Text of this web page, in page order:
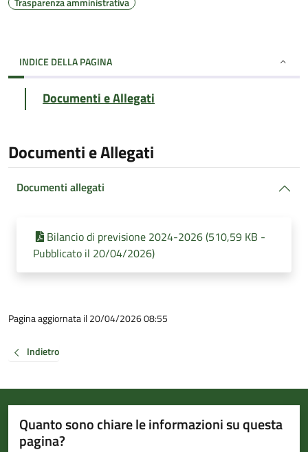
INDICE DELLA PAGINA
Documenti e Allegati
Documenti e Allegati
Documenti allegati
Bilancio di previsione 2024-2026 (510,59 KB -
Pubblicato il 20/04/2026)
Pagina aggiornata il 20/04/2026 08:55
Indietro
Quanto sono chiare le informazioni su questa
pagina?